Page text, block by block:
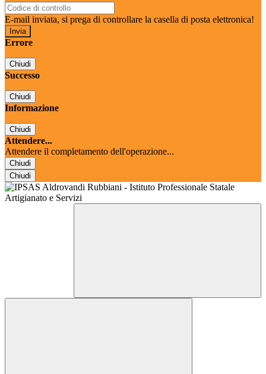
E-mail inviata, si prega di controllare la casella di posta elettronica!
Errore
Chiudi
Successo
Chiudi
Informazione
Chiudi
Attendere...
Attendere il completamento dell'operazione...
Chiudi
Chiudi